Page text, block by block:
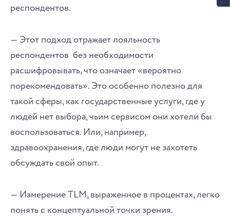
респондентов.
― Этот подход отражает лояльность
респондентов без необходимости
расшифровывать, что означает «вероятно
порекомендовать». Это особенно полезно для
такой сферы, как государственные услуги, где у
людей нет выбора, чьим сервисом они хотели бы
воспользоваться. Или, например,
здравоохранения, где люди могут не захотеть
обсуждать свой опыт.
― Измерение TLM, выраженное в процентах, легко
понять с концептуальной точки зрения.